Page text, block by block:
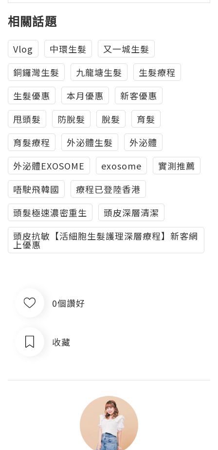
相關話題
Vlog 中環生髮
又一城生髮
銅鑼灣生髮
九龍塘生髮
生髮療程
生髮優惠
本月優惠
新客優惠
甩頭髮
防脫髮 脫髮
育髮
育髮療程
外泌體生髮
外泌體
外泌體EXOSOME
exosome
實測推薦
唔駛飛韓國
療程已登陸香港
頭髮極速濃密重生
頭皮深層清潔
頭皮抗敏【活細胞生髮護理深層療程】新客網
上優惠
0個讚好
收藏